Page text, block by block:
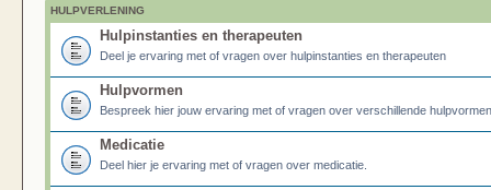
HULPVERLENING
Hulpinstanties en therapeuten
Deel je ervaring met of vragen over hulpinstanties en therapeuten
Hulpvormen
Bespreek hier jouw ervaring met of vragen over verschillende
Medicatie
Deel hier je ervaring met of vragen over medicatie.